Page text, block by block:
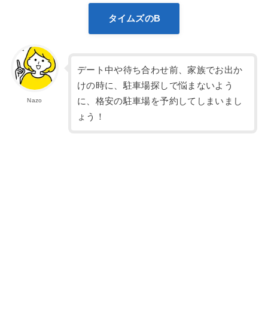
タイムズのB
Nazo
デート中や待ち合わせ前、家族でお出か
けの時に、駐車場探しで悩まないよう
に、格安の駐車場を予約してしまいまし
ょう！